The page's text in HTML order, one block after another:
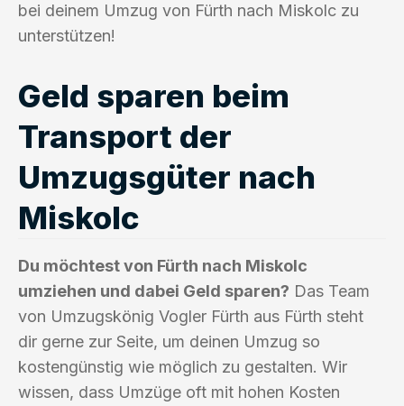
bei deinem Umzug von Fürth nach Miskolc zu
unterstützen!
Geld sparen beim
Transport der
Umzugsgüter nach
Miskolc
Du möchtest von Fürth nach Miskolc
umziehen und dabei Geld sparen? Das Team
von Umzugskönig Vogler Fürth aus Fürth steht
dir gerne zur Seite, um deinen Umzug so
kostengünstig wie möglich zu gestalten. Wir
wissen, dass Umzüge oft mit hohen Kosten